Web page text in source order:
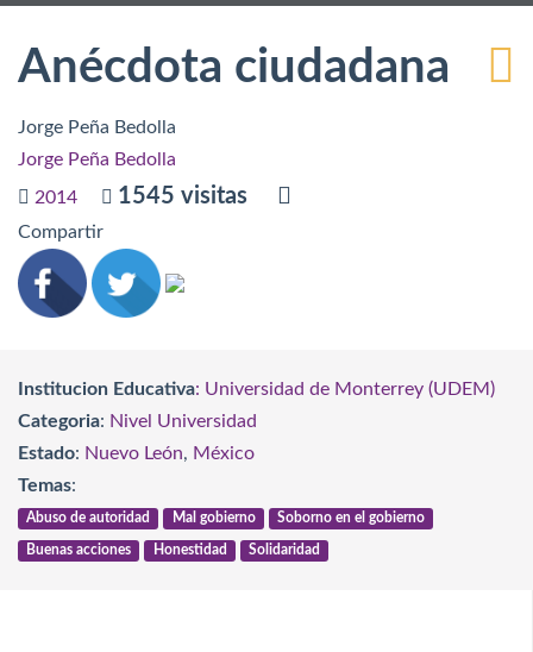
Anécdota ciudadana
Jorge Peña Bedolla
Jorge Peña Bedolla
2014
1545 visitas
Compartir
Institucion Educativa: Universidad de Monterrey (UDEM)
Categoria: Nivel Universidad
Estado: Nuevo León, México
Temas:
Abuso de autoridad Mal gobierno Soborno en el gobierno
Buenas acciones Honestidad Solidaridad